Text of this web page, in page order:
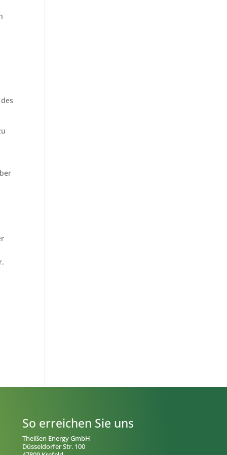
So erreichen Sie uns
Theißen Energy GmbH
Düsseldorfer Str. 100